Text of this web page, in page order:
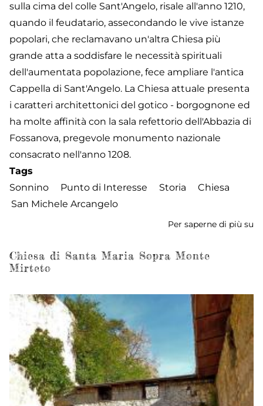
sulla cima del colle Sant'Angelo, risale all'anno 1210,
quando il feudatario, assecondando le vive istanze
popolari, che reclamavano un'altra Chiesa più
grande atta a soddisfare le necessità spirituali
dell'aumentata popolazione, fece ampliare l'antica
Cappella di Sant'Angelo. La Chiesa attuale presenta
i caratteri architettonici del gotico - borgognone ed
ha molte affinità con la sala refettorio dell'Abbazia di
Fossanova, pregevole monumento nazionale
consacrato nell'anno 1208.
Tags
Sonnino
Punto di Interesse Storia
Chiesa
San Michele Arcangelo
Per saperne di più su
Chiesa di Santa Maria Sopra Monte
Mirteto